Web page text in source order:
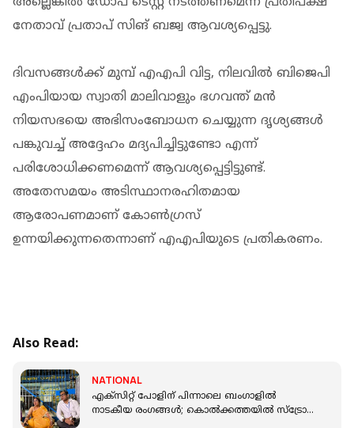
നേതാവ് പ്രതാപ് സിങ് ബജ്വ ആവശ്യപ്പെട്ടു.
ദിവസങ്ങൾക്ക് മുമ്പ് എഎപി വിട്ട, നിലവിൽ ബിജെപി
എംപിയായ സ്വാതി മാലിവാളും ഭഗവന്ത് മൻ
നിയസഭയെ അഭിസംബോധന ചെയ്യുന്ന ദൃശ്യങ്ങൾ
പങ്കുവച്ച് അദ്ദേഹം മദ്യപിച്ചിട്ടുണ്ടോ എന്ന്
പരിശോധിക്കണമെന്ന് ആവശ്യപ്പെട്ടിട്ടുണ്ട്.
അതേസമയം അടിസ്ഥാനരഹിതമായ
ആരോപണമാണ് കോൺഗ്രസ്
ഉന്നയിക്കുന്നതെന്നാണ് എഎപിയുടെ പ്രതികരണം.
Also Read:
NATIONAL
എക്‌സിറ്റ് പോളിന് പിന്നാലെ ബംഗാളിൽ
നാടകീയ രംഗങ്ങൾ; കൊൽക്കത്തയിൽ സ്‌ട്രോങ്